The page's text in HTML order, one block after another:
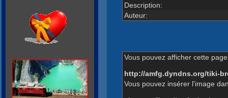
Description:
Auteur:
Vous pouvez afficher cette
http://amfg.dyndns.org/tiki-
Vous pouvez insérer l'image